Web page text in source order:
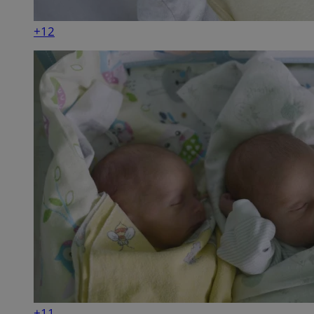
+12